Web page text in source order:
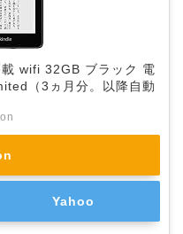
wifi 32GB ブラック 電
（3ヵ月分。以降自動
Yahoo